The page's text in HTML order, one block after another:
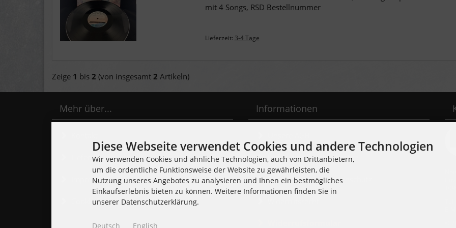
mit 4 Songs, RSD Bestellnummer
Lieferzeit: 3-4 Tage
Zeige 1 bis 2 (von insgesamt 2 Artikeln)
Mehr über...
Lieferzeit
Impressum
Cookie Einstellungen
Informationen
Liefer- und Versandkosten
Privatsphäre und Datenschutz
©
Diese Webseite verwendet Cookies und andere Technologien
Wir verwenden Cookies und ähnliche Technologien, auch von Drittanbietern,
um die ordentliche Funktionsweise der Website zu gewährleisten, die
Nutzung unseres Angebotes zu analysieren und Ihnen ein bestmögliches
Einkaufserlebnis bieten zu können. Weitere Informationen finden Sie in
unserer Datenschutzerklärung.
Deutsch English